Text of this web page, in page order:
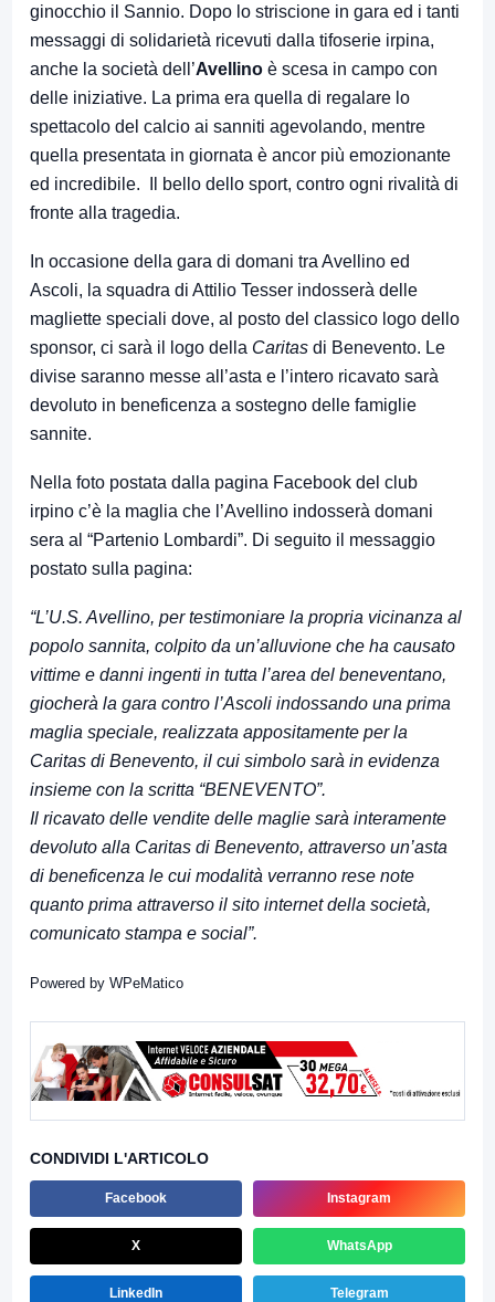
ginocchio il Sannio. Dopo lo striscione in gara ed i tanti
messaggi di solidarietà ricevuti dalla tifoserie irpina,
anche la società dell’Avellino è scesa in campo con
delle iniziative. La prima era quella di regalare lo
spettacolo del calcio ai sanniti agevolando, mentre
quella presentata in giornata è ancor più emozionante
ed incredibile. Il bello dello sport, contro ogni rivalità di
fronte alla tragedia.
In occasione della gara di domani tra Avellino ed
Ascoli, la squadra di Attilio Tesser indosserà delle
magliette speciali dove, al posto del classico logo dello
sponsor, ci sarà il logo della Caritas di Benevento. Le
divise saranno messe all’asta e l’intero ricavato sarà
devoluto in beneficenza a sostegno delle famiglie
sannite.
Nella foto postata dalla pagina Facebook del club
irpino c’è la maglia che l’Avellino indosserà domani
sera al “Partenio Lombardi”. Di seguito il messaggio
postato sulla pagina:
“L’U.S. Avellino, per testimoniare la propria vicinanza al
popolo sannita, colpito da un’alluvione che ha causato
vittime e danni ingenti in tutta l’area del beneventano,
giocherà la gara contro l’Ascoli indossando una prima
maglia speciale, realizzata appositamente per la
Caritas di Benevento, il cui simbolo sarà in evidenza
insieme con la scritta “BENEVENTO”.
Il ricavato delle vendite delle maglie sarà interamente
devoluto alla Caritas di Benevento, attraverso un’asta
di beneficenza le cui modalità verranno rese note
quanto prima attraverso il sito internet della società,
comunicato stampa e social”.
Powered by WPeMatico
CONDIVIDI L'ARTICOLO
Facebook Instagram
X WhatsApp
LinkedIn Telegram